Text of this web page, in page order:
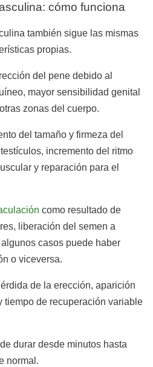
cómo funciona
también sigue las mismas
propias.
del pene debido al
mayor sensibilidad genital
zonas del cuerpo.
del tamaño y firmeza del
incremento del ritmo
y reparación para el
como resultado de
liberación del semen a
casos puede haber
o viceversa.
de la erección, aparición
tiempo de recuperación variable
durar desde minutos hasta
normal.